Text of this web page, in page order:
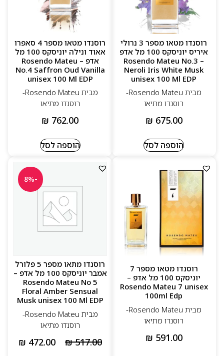
רוסנדו מטאו מספר 3 נרולי
איריס יוניסקס 100 מל אדפ
– Rosendo Mateu No.3
Neroli Iris White Musk
unisex 100 Ml EDP
מבית Rosendo Mateu-
רוסנדו מתיאו
₪ 675.00
הוספה לסל
רוסנדו מטאו מספר 4 סאפרו
אאוד ונילה יוניסקס 100 מל
אדפ – Rosendo Mateu
No.4 Saffron Oud Vanilla
unisex 100 Ml EDP
מבית Rosendo Mateu-
רוסנדו מתיאו
₪ 762.00
הוספה לסל
רוסנדו מטאו מספר 7
יוניסקס 100 מל אדפ –
Rosendo Mateu 7 unisex
100ml Edp
מבית Rosendo Mateu-
רוסנדו מתיאו
₪ 591.00
-8%
רוסנדו מתאו מספר 5 פלורל
אמבר יוניסקס 100 מל אדפ –
Rosendo Mateu No 5
Floral Amber Sensual
Musk unisex 100 Ml EDP
מבית Rosendo Mateu-
רוסנדו מתיאו
₪517.00
₪ 472.00